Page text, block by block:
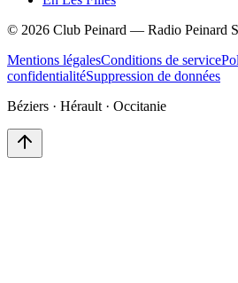
© 2026 Club Peinard — Radio Peinard
Mentions légalesConditions de service
confidentialitéSuppression de données
Béziers · Hérault · Occitanie